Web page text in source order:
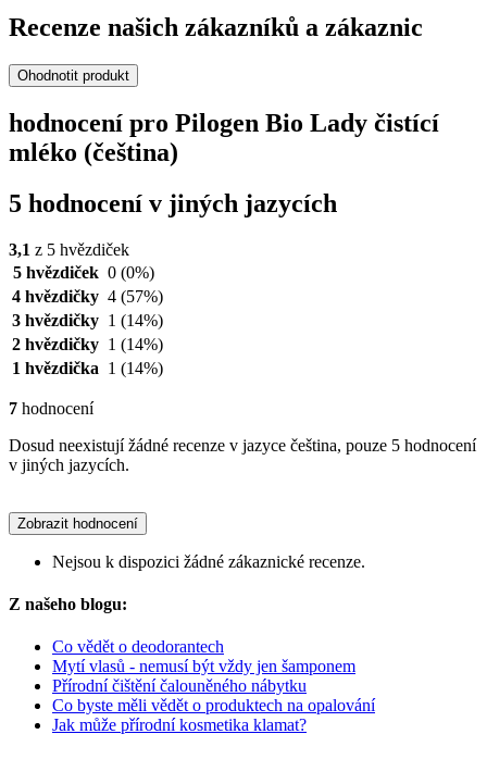
Recenze našich zákazníků a zákaznic
Ohodnotit produkt
hodnocení pro Pilogen Bio Lady čistící
mléko (čeština)
5 hodnocení v jiných jazycích
3,1 z 5 hvězdiček
5 hvězdiček 0 (0%)
4 hvězdičky 4 (57%)
3 hvězdičky 1 (14%)
2 hvězdičky 1 (14%)
1 hvězdička 1 (14%)
7 hodnocení
Dosud neexistují žádné recenze v jazyce čeština, pouze 5 hodnocení
v jiných jazycích.
Zobrazit hodnocení
Nejsou k dispozici žádné zákaznické recenze.
Z našeho blogu:
Co vědět o deodorantech
Mytí vlasů - nemusí být vždy jen šamponem
Přírodní čištění čalouněného nábytku
Co byste měli vědět o produktech na opalování
Jak může přírodní kosmetika klamat?